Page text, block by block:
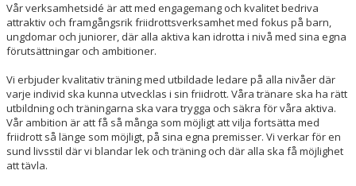
Vår verksamhetsidé är att med engagemang och kvalitet bedriva
attraktiv och framgångsrik friidrottsverksamhet med fokus på barn,
ungdomar och juniorer, där alla aktiva kan idrotta i nivå med sina egna
förutsättningar och ambitioner.
Vi erbjuder kvalitativ träning med utbildade ledare på alla nivåer där
varje individ ska kunna utvecklas i sin friidrott. Våra tränare ska ha rätt
utbildning och träningarna ska vara trygga och säkra för våra aktiva.
Vår ambition är att få så många som möjligt att vilja fortsätta med
friidrott så länge som möjligt, på sina egna premisser. Vi verkar för en
sund livsstil där vi blandar lek och träning och där alla ska få möjlighet
att tävla.